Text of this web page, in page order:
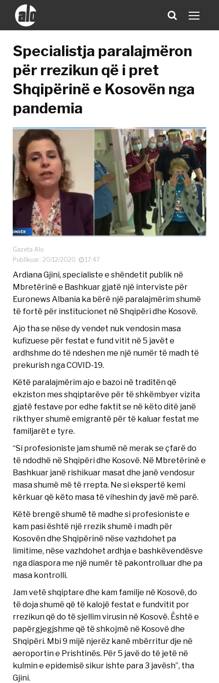
Specialistja paralajmëron
për rrezikun që i pret
Shqipërinë e Kosovën nga
pandemia
Gazeta Alo
Publikuar: 20/12/2020
17:47
Ardiana Gjini, specialiste e shëndetit publik në
Mbretërinë e Bashkuar gjatë një interviste për
Euronews Albania ka bërë një paralajmërim shumë
të fortë për institucionet në Shqipëri dhe Kosovë.
Ajo tha se nëse dy vendet nuk vendosin masa
kufizuese për festat e fund vitit në 5 javët e
ardhshme do të ndeshen me një numër të madh të
prekurish nga COVID-19.
Këtë paralajmërim ajo e bazoi në traditën që
ekziston mes shqiptarëve për të shkëmbyer vizita
gjatë festave por edhe faktit se në këto ditë janë
rikthyer shumë emigrantë për të kaluar festat me
familjarët e tyre.
“Si profesioniste jam shumë në merak se çfarë do
të ndodhë në Shqipëri dhe Kosovë. Në Mbretërinë e
Bashkuar janë rishikuar masat dhe janë vendosur
masa shumë më të rrepta. Ne si ekspertë kemi
kërkuar që këto masa të viheshin dy javë më parë.
Këtë brengë shumë të madhe si profesioniste e
kam pasi është një rrezik shumë i madh për
Kosovën dhe Shqipërinë nëse vazhdohet pa
limitime, nëse vazhdohet ardhja e bashkëvendësve
nga diaspora me një numër të pakontrolluar dhe pa
masa kontrolli.
Jam vetë shqiptare dhe kam familje në Kosovë, do
të doja shumë që të kalojë festat e fundvitit por
rrezikun që do të sjellim virusin në Kosovë. Është e
papërgjegjshme që të shkojmë në Kosovë dhe
Shqipëri. Mbi 9 mijë njerëz kanë mbërritur dje në
aeroportin e Prishtinës. Për 5 javë do të jetë në
kulmin e epidemisë sikur ishte para 3 javësh”, tha
Gjini.